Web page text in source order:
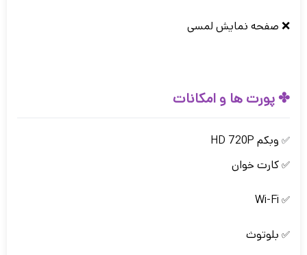
❌ صفحه نمایش لمسی
✤ پورت ها و امکانات
✅وبکم HD 720P
✅کارت خوان
✅
Wi-Fi
✅بلوتوث